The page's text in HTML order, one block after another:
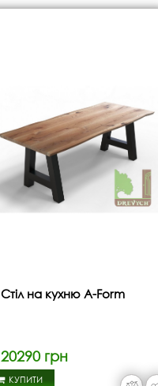
Стіл на кухню A-Form
20290 грн
КУПИТИ